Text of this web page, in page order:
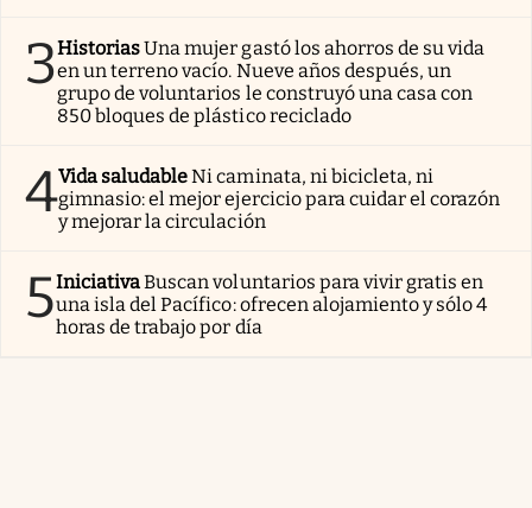
3HistoriasUna mujer gastó los ahorros de su vida
en un terreno vacío. Nueve años después, un
grupo de voluntarios le construyó una casa con
850 bloques de plástico reciclado
4Vida saludableNi caminata, ni bicicleta, ni
gimnasio: el mejor ejercicio para cuidar el corazón
y mejorar la circulación
5IniciativaBuscan voluntarios para vivir gratis en
una isla del Pacífico: ofrecen alojamiento y sólo 4
horas de trabajo por día